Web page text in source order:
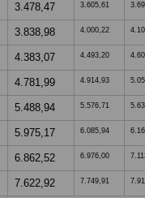
3.478,47 3.605,61
3.838,98 4.000,22
4.383,07 4.493,20
4.781,99 4.914,93
5.488,94 5.576,71
5.975,17 6.085,94
6.862,52 6.976,00
7.622,92 7.749,91